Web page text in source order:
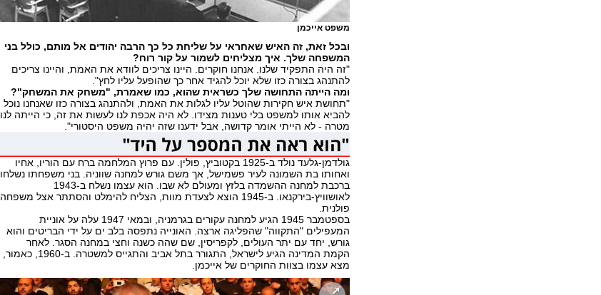
משפט אייכמן
ובכל זאת, זה האיש שאחראי על שליחת כל כך הרבה יהודים אל מותם, כולל בני
המשפחה שלך. איך מצליחים לשמור על קור רוח?
"זה היה התפקיד שלנו. אנחנו חוקרים. היינו צריכים לוודא את האמת, והיינו צריכים
להתנהג בצורה כזו שלא יוכל להגיד אחר כך שהופעל עליו לחץ".
ומה הייתה התחושה שלך כשראית שהוא, כמו שאמרת, "משחק את המשחק"?
"תחושת איש חקירות שהוטל עליו לגלות את האמת, ולהתנהג בצורה כזו שאנחנו נוכל
להביא אותו למשפט בלי טענות מצידו. לא היה אכפת לנו לעשות את זה, כי הייתה לנו
מטרה - לא הייתי אומר קדושה, אבל ידענו שזה יהיה משפט היסטורי".
גולדמן-גלעד נולד ב-1925 בקטוביץ, פולין. עם פרוץ המלחמה ברח עם הוריו, אחיו
ואחותו בת השמונה לעיר פשמישל, אך משם גורש למחנה שווניה. בני משפחתו נשלחו
ברכבת למחנה ההשמדה בלזץ ומעולם לא שבו. הוא עצמו נשלח ב-1943
לאושוויץ-בירקנאו. ב-1945 הוצא לצעדת מוות, הצליח להימלט והסתתר אצל משפחה
פולנית.
בספטמבר 1945 הגיע למחנה עקורים בגרמניה, ובמאי 1947 עלה על אוניית
המעפילים "התקווה" שהפליגה ארצה. האונייה נתפסה בלב ים על ידי הבריטים והוא
גורש, יחד עם יתר העולים, לקפריסין, שם שהה כשנה וחצי במחנה הסגר. לאחר
הקמת המדינה הגיע לישראל, התגורר בתל אביב והתגייס למשטרה. ב-1960, כאמור,
מצא עצמו בצוות החוקרים של אייכמן.